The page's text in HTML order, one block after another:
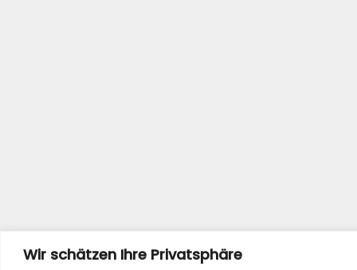
Wir schätzen Ihre Privatsphäre